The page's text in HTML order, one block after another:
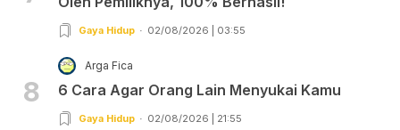
Gaya Hidup 02/08/2026 | 03:55
8
Arga Fica
6 Cara Agar Orang Lain Menyukai Kamu
Gaya Hidup 02/08/2026 | 21:55